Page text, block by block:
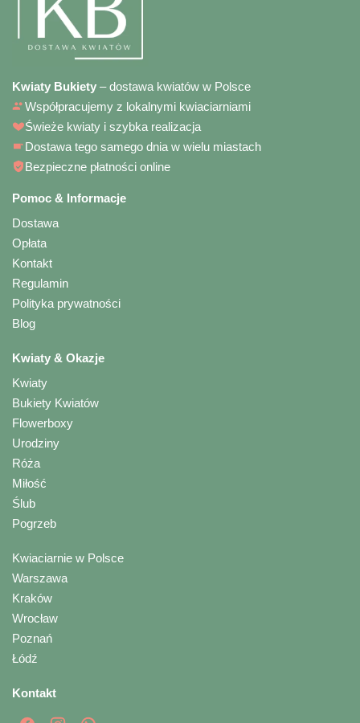
Kwiaty Bukiety – dostawa kwiatów w Polsce
Współpracujemy z lokalnymi kwiaciarniami
Świeże kwiaty i szybka realizacja
Dostawa tego samego dnia w wielu miastach
Bezpieczne płatności online
Pomoc & Informacje
Dostawa
Opłata
Kontakt
Regulamin
Polityka prywatności
Blog
Kwiaty & Okazje
Kwiaty
Bukiety Kwiatów
Flowerboxy
Urodziny
Róża
Miłość
Ślub
Pogrzeb
Kwiaciarnie w Polsce
Warszawa
Kraków
Wrocław
Poznań
Łódź
Kontakt